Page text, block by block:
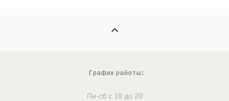
График работы :
Пн-сб с 10 до 20